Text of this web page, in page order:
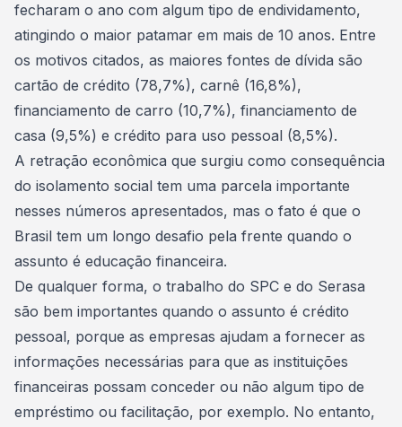
fecharam o ano com algum tipo de endividamento,
atingindo o maior patamar em mais de 10 anos. Entre
os motivos citados, as maiores fontes de dívida são
cartão de crédito (78,7%), carnê (16,8%),
financiamento de carro (10,7%), financiamento de
casa (9,5%) e crédito para uso pessoal (8,5%).
A retração econômica que surgiu como consequência
do isolamento social tem uma parcela importante
nesses números apresentados, mas o fato é que o
Brasil tem um longo desafio pela frente quando o
assunto é educação financeira.
De qualquer forma, o trabalho do SPC e do Serasa
são bem importantes quando o assunto é crédito
pessoal, porque as empresas ajudam a fornecer as
informações necessárias para que as instituições
financeiras possam conceder ou não algum tipo de
empréstimo ou facilitação, por exemplo. No entanto,